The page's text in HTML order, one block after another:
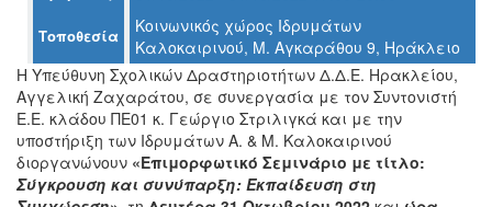
ΤΟΠΟΣ
ΜΑΣ
ΔΗΜΟΣ
Τοποθεσία
Κοινωνικός χώρος Ιδρυμάτων
Καλοκαιρινού, Μ. Αγκαράθου 9, Ηράκλειο
H Υπεύθυνη Σχολικών Δραστηριοτήτων Δ.Δ.Ε. Ηρακλείου,
Αγγελική Ζαχαράτου, σε συνεργασία με τον Συντονιστή
Ε.Ε. κλάδου ΠΕ01 κ. Γεώργιο Στριλιγκά και με την
υποστήριξη των Ιδρυμάτων Α. & Μ. Καλοκαιρινού
διοργανώνουν «Επιμορφωτικό Σεμινάριο με τίτλο:
Σύγκρουση και συνύπαρξη: Εκπαίδευση στη